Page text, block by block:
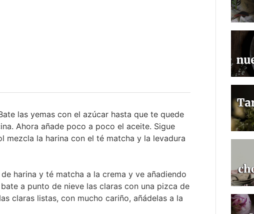
las yemas con el azúcar hasta que te quede
Ahora añade poco a poco el aceite. Sigue
mezcla la harina con el té matcha y la levadura
harina y té matcha a la crema y ve añadiendo
a punto de nieve las claras con una pizca de
claras listas, con mucho cariño, añádelas a la